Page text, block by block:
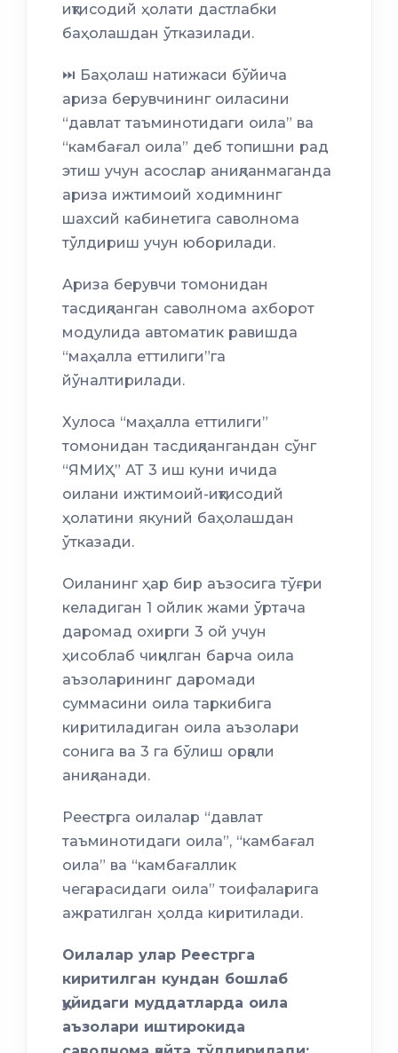
иқтисодий ҳолати дастлабки
баҳолашдан ўтказилади.
⏭️ Баҳолаш натижаси бўйича
ариза берувчининг оиласини
“давлат таъминотидаги оила” ва
“камбағал оила” деб топишни рад
этиш учун асослар аниқланмаганда
ариза ижтимоий ходимнинг
шахсий кабинетига саволнома
тўлдириш учун юборилади.
Ариза берувчи томонидан
тасдиқланган саволнома ахборот
модулида автоматик равишда
“маҳалла еттилиги”га
йўналтирилади.
Хулоса “маҳалла еттилиги”
томонидан тасдиқлангандан сўнг
“ЯМИҲ” АТ 3 иш куни ичида
оилани ижтимоий-иқтисодий
ҳолатини якуний баҳолашдан
ўтказади.
Оиланинг ҳар бир аъзосига тўғри
келадиган 1 ойлик жами ўртача
даромад охирги 3 ой учун
ҳисоблаб чиқилган барча оила
аъзоларининг даромади
суммасини оила таркибига
киритиладиган оила аъзолари
сонига ва 3 га бўлиш орқали
аниқланади.
Реестрга оилалар “давлат
таъминотидаги оила”, “камбағал
оила” ва “камбағаллик
чегарасидаги оила” тоифаларига
ажратилган ҳолда киритилади.
Оилалар улар Реестрга
киритилган кундан бошлаб
қуйидаги муддатларда оила
аъзолари иштирокида